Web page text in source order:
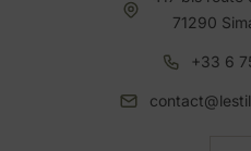
71290
+33 6